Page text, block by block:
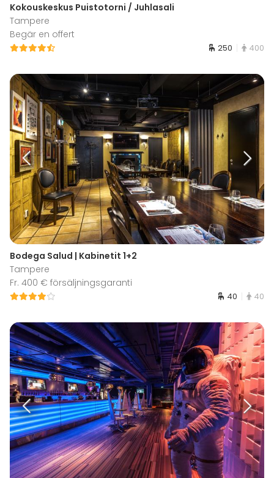
Kokouskeskus Puistotorni / Juhlasali
Tampere
Begär en offert
250 400
Bodega Salud | Kabinetit 1+2
Tampere
Fr. 400 € försäljningsgaranti
40 40